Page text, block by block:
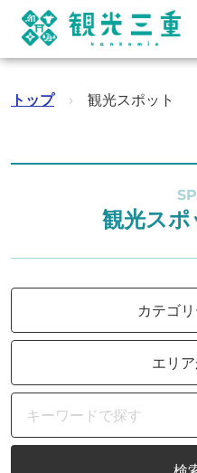
トップ › 観光スポット
観光スポ
カテゴ
エリ